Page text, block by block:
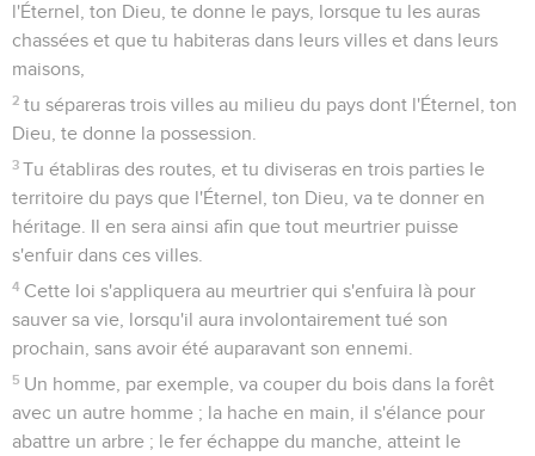
l'Éternel, ton Dieu, te donne le pays, lorsque tu les auras
chassées et que tu habiteras dans leurs villes et dans leurs
maisons,
2 tu sépareras trois villes au milieu du pays dont l'Éternel, ton
Dieu, te donne la possession.
3 Tu établiras des routes, et tu diviseras en trois parties le
territoire du pays que l'Éternel, ton Dieu, va te donner en
héritage. Il en sera ainsi afin que tout meurtrier puisse
s'enfuir dans ces villes.
4 Cette loi s'appliquera au meurtrier qui s'enfuira là pour
sauver sa vie, lorsqu'il aura involontairement tué son
prochain, sans avoir été auparavant son ennemi.
5 Un homme, par exemple, va couper du bois dans la forêt
avec un autre homme ; la hache en main, il s'élance pour
abattre un arbre ; le fer échappe du manche, atteint le